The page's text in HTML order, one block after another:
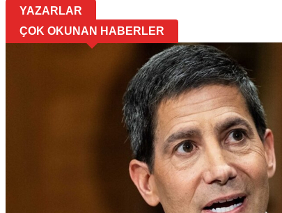
YAZARLAR
ÇOK OKUNAN HABERLER